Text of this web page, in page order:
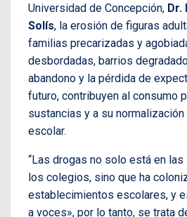
Universidad de Concepción, Dr.
Solís, la erosión de figuras
familias precarizadas y
desbordadas, barrios
abandono y la pérdida de
futuro, contribuyen al consumo
sustancias y a su
escolar.
“Las drogas no solo está en
los colegios, sino que ha
establecimientos escolares, y
a voces», por lo tanto, se trata